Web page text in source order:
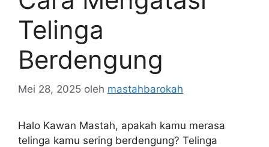
Telinga
Berdengung
Mei 28, 2025 oleh mastahbarokah
Halo Kawan Mastah, apakah kamu merasa
telinga kamu sering berdengung? Telinga